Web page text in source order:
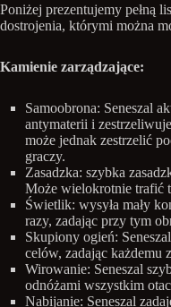
Poniżej prezentujemy pełną
dostrojenia, którymi można
Kamienie zarządzające:
Samoobrona: Seneszal
antymaterii i
może jednak zestrzelić
graczy.
Zasadzka: szybka
Może wielokrotnie trafić
Świetlik: wysyła mały
razy, zadając przy tym
Skupiony ogień:
celów, zadając każdemu
Wirowanie: Seneszal
odnóżami wszystkim
Nabijanie: Seneszal